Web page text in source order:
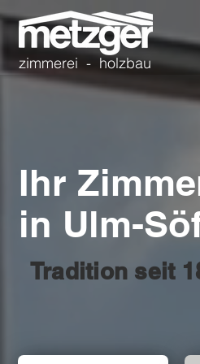
zimmerei - holzbau
Ihr
in Ulm-
Tradition seit